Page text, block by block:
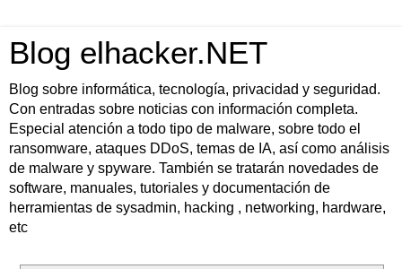
Blog elhacker.NET
Blog sobre informática, tecnología, privacidad y seguridad.
Con entradas sobre noticias con información completa.
Especial atención a todo tipo de malware, sobre todo el
ransomware, ataques DDoS, temas de IA, así como análisis
de malware y spyware. También se tratarán novedades de
software, manuales, tutoriales y documentación de
herramientas de sysadmin, hacking , networking, hardware,
etc